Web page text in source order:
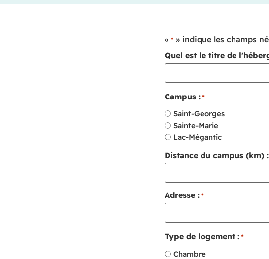
« *» indique les champs
Quel est le titre de
Campus : *
Saint-Georges
Sainte-Marie
Lac-Mégantic
Distance du campus (km) :
Adresse : *
Type de logement : *
Chambre